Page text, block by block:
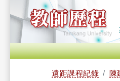
遠距課程紀錄 陳